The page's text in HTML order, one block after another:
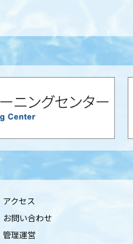
アクセス
お問い合わせ
管理運営